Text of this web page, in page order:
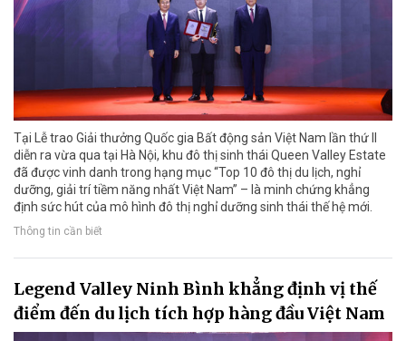
Tại Lễ trao Giải thưởng Quốc gia Bất động sản Việt Nam lần thứ II
diễn ra vừa qua tại Hà Nội, khu đô thị sinh thái Queen Valley Estate
đã được vinh danh trong hạng mục “Top 10 đô thị du lịch, nghỉ
dưỡng, giải trí tiềm năng nhất Việt Nam” – là minh chứng khẳng
định sức hút của mô hình đô thị nghỉ dưỡng sinh thái thế hệ mới.
Thông tin cần biết
Legend Valley Ninh Bình khẳng định vị thế
điểm đến du lịch tích hợp hàng đầu Việt Nam